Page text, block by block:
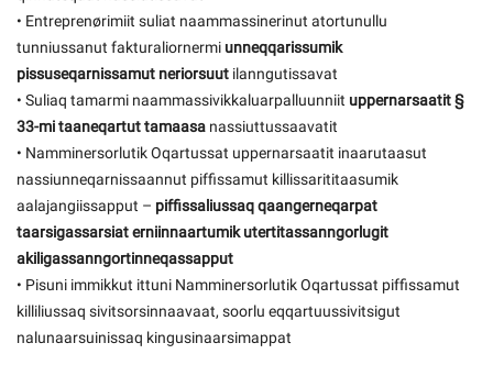
• Entreprenørimiit suliat naammassinerinut atortunullu
tunniussanut fakturaliornermi unneqqarissumik
pissuseqarnissamut neriorsuut ilanngutissavat
• Suliaq tamarmi naammassivikkaluarpalluunniit uppernarsaatit §
33-mi taaneqartut tamaasa nassiuttussaavatit
• Namminersorlutik Oqartussat uppernarsaatit inaarutaasut
nassiunneqarnissaannut piffissamut killissarititaasumik
aalajangiissapput – piffissaliussaq qaangerneqarpat
taarsigassarsiat erniinnaartumik utertitassanngorlugit
akiligassanngortinneqassapput
• Pisuni immikkut ittuni Namminersorlutik Oqartussat piffissamut
killiliussaq sivitsorsinnaavaat, soorlu eqqartuussivitsigut
nalunaarsuinissaq kingusinaarsimappat